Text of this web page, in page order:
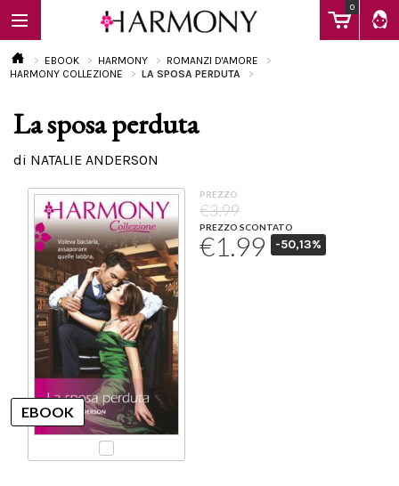
0
EBOOK
Calendario
EBOOK HARMONY
ROMANZI D'AMORE
HARMONY COLLEZIONE
LA SPOSA PERDUTA
La sposa perduta
di NATALIE ANDERSON
PREZZO
€3.99
PREZZO SCONTATO
€1.99 -50,13%